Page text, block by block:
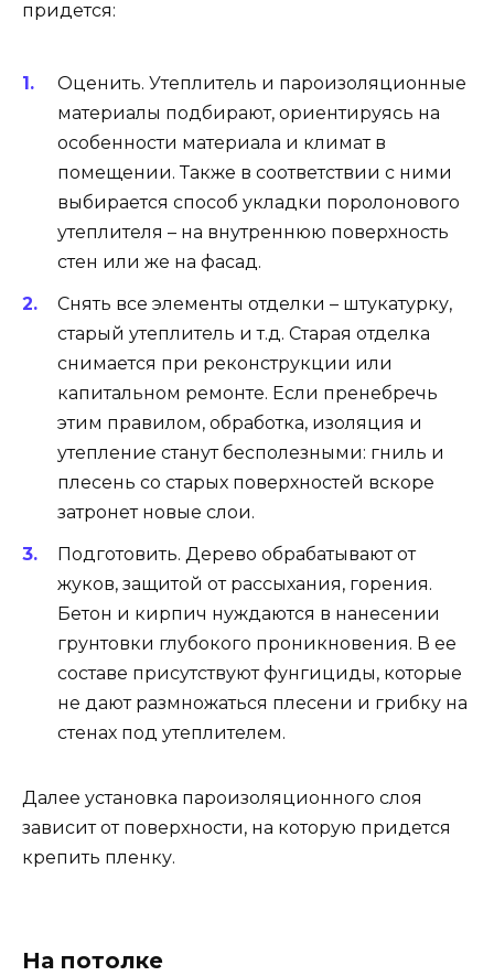
придется:
Оценить. Утеплитель и пароизоляционные
материалы подбирают, ориентируясь на
особенности материала и климат в
помещении. Также в соответствии с ними
выбирается способ укладки поролонового
утеплителя – на внутреннюю поверхность
стен или же на фасад.
Снять все элементы отделки – штукатурку,
старый утеплитель и т.д. Старая отделка
снимается при реконструкции или
капитальном ремонте. Если пренебречь
этим правилом, обработка, изоляция и
утепление станут бесполезными: гниль и
плесень со старых поверхностей вскоре
затронет новые слои.
Подготовить. Дерево обрабатывают от
жуков, защитой от рассыхания, горения.
Бетон и кирпич нуждаются в нанесении
грунтовки глубокого проникновения. В ее
составе присутствуют фунгициды, которые
не дают размножаться плесени и грибку на
стенах под утеплителем.
Далее установка пароизоляционного слоя
зависит от поверхности, на которую придется
крепить пленку.
На потолке